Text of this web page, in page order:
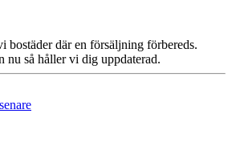
bostäder där en försäljning förbereds.
nu så håller vi dig uppdaterad.